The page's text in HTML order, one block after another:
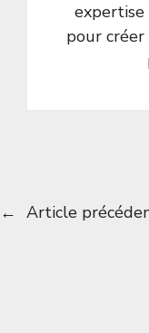
expertise
pour créer
← Article